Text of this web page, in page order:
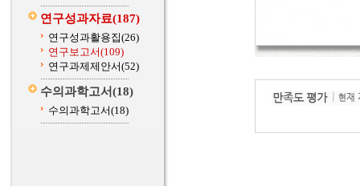
연구성과자료(187)
연구성과활용집(26)
연구보고서(109)
연구과제제안서(52)
수의과학고서(18)
수의과학고서(18)